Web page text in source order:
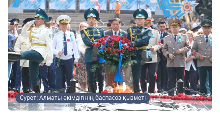
Сурет: Алматы әкімдігінің баспасөз қызметі